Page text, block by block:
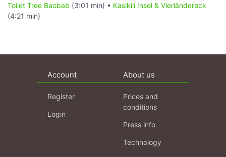
Toilet Tree Baobab (3:01 min) • Kasikili Insel & Vierländereck
(4:21 min)
Account
Register
Login
About us
Prices and
conditions
Press info
Technology